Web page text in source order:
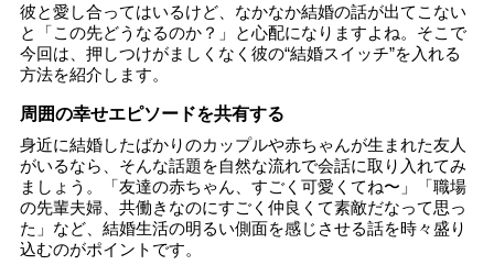
彼と愛し合ってはいるけど、なかなか結婚の話が出てこない
と「この先どうなるのか？」と心配になりますよね。そこで
今回は、押しつけがましくなく彼の“結婚スイッチ”を入れる
方法を紹介します。
周囲の幸せエピソードを共有する
身近に結婚したばかりのカップルや赤ちゃんが生まれた友人
がいるなら、そんな話題を自然な流れで会話に取り入れてみ
ましょう。「友達の赤ちゃん、すごく可愛くてね〜」「職場
の先輩夫婦、共働きなのにすごく仲良くて素敵だなって思っ
た」など、結婚生活の明るい側面を感じさせる話を時々盛り
込むのがポイントです。